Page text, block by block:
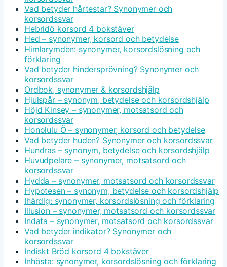
Vad betyder hårtestar? Synonymer och
korsordssvar
Hebridö korsord 4 bokstäver
Hed – synonymer, korsord och betydelse
Himlarymden: synonymer, korsordslösning och
förklaring
Vad betyder hindersprövning? Synonymer och
korsordssvar
Ordbok, synonymer & korsordshjälp
Hjulspår – synonym, betydelse och korsordshjälp
Höjd Kinsey – synonymer, motsatsord och
korsordssvar
Honolulu Ö – synonymer, korsord och betydelse
Vad betyder huden? Synonymer och korsordssvar
Hundras – synonym, betydelse och korsordshjälp
Huvudpelare – synonymer, motsatsord och
korsordssvar
Hydda – synonymer, motsatsord och korsordssvar
Hypotesen – synonym, betydelse och korsordshjälp
Ihärdig: synonymer, korsordslösning och förklaring
Illusion – synonymer, motsatsord och korsordssvar
Indata – synonymer, motsatsord och korsordssvar
Vad betyder indikator? Synonymer och
korsordssvar
Indiskt Bröd korsord 4 bokstäver
Inhösta: synonymer, korsordslösning och förklaring